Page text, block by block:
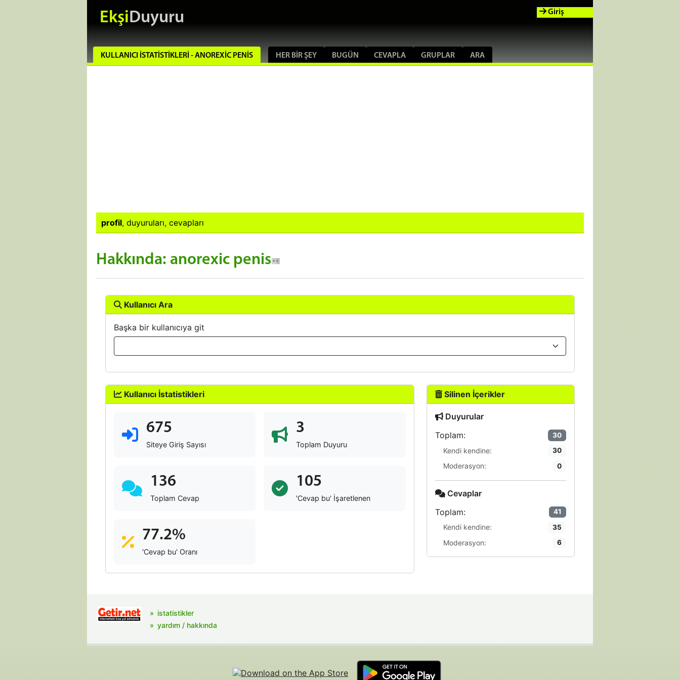
EkşiDuyuru
KULLANICI İSTATISTIKLERI - ANOREXIC PENIS HER BIR ŞEY BUGÜN CEVAPLA GRUPLAR ARA
Giriş
profil, duyuruları, cevapları
Hakkında: anorexic penis
Kullanıcı Ara
Başka bir kullanıcıya git
Kullanıcı İstatistikleri
675
Siteye Giriş Sayısı
3
Toplam Duyuru
136
Toplam Cevap
105
'Cevap bu' İşaretlenen
77.2%
'Cevap bu' Oranı
Silinen İçerikler
Duyurular
Toplam:
30
Kendi kendine: 30
Moderasyon: 0
Cevaplar
Toplam:
41
Kendi kendine: 35
Moderasyon: 6
istatistikler
yardım / hakkında